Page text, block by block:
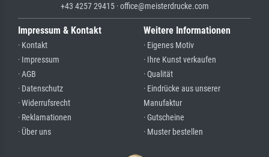
+43 4257 29415 · office@meisterdrucke.com
Impressum & Kontakt
· Kontakt
· Impressum
· AGB
· Datenschutz
· Widerrufsrecht
· Reklamationen
· Über uns
Weitere Informationen
· Eigenes Motiv
· Ihre Kunst verkaufen
· Qualität
· Eindrücke aus unserer
Manufaktur
· Gutscheine
· Muster bestellen